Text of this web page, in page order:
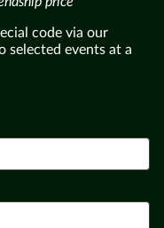
code via our
selected events at a